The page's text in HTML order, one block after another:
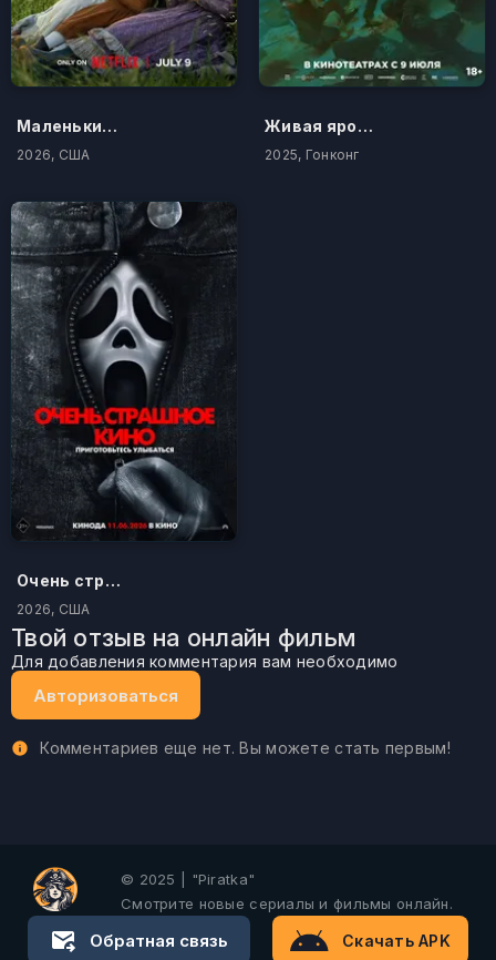
Маленький домик в прериях
2026, США
Живая ярость
2025, Гонконг
Очень страшное кино
2026, США
Твой отзыв на онлайн фильм
Для добавления комментария вам необходимо
Авторизоваться
Комментариев еще нет. Вы можете стать первым!
© 2025 | "Piratka"
Смотрите новые сериалы и фильмы онлайн.
Обратная связь Скачать APK